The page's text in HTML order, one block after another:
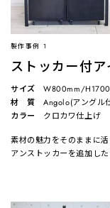
製作事例 1
ストッカー付
サイズ W800mm/
材 質 Angolo(アングル
カラー
クロカワ仕上げ
素材の魅力をそのままに
アンストッカーを追加した